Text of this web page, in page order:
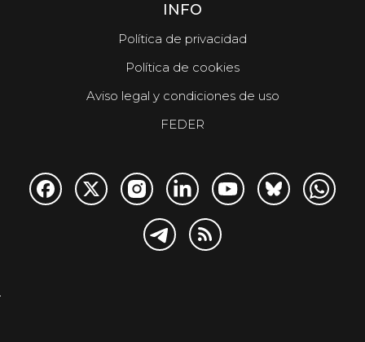
INFO
Política de privacidad
Política de cookies
Aviso legal y condiciones de uso
FEDER